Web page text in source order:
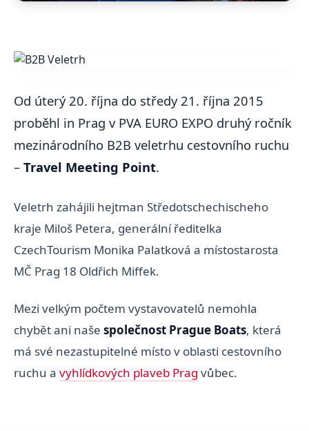
Od úterý 20. října do středy 21. října 2015
proběhl in Prag v PVA EURO EXPO druhý ročník
mezinárodního B2B veletrhu cestovního ruchu
– Travel Meeting Point.
Veletrh zahájili hejtman Středotschechischeho
kraje Miloš Petera, generální ředitelka
CzechTourism Monika Palatková a místostarosta
MČ Prag 18 Oldřich Miffek.
Mezi velkým počtem vystavovatelů nemohla
chybět ani naše společnost Prague Boats, která
má své nezastupitelné místo v oblasti cestovního
ruchu a vyhlídkových plaveb Prag vůbec.